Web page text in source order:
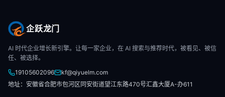
企跃龙门
AI 时代企业增长新引擎。让每一家企业，在 AI 搜索与推荐时代，被看见、被信
任、被选择。
19105602096
kf@qiyuelm.com
地址：安徽省合肥市包河区同安街道望江东路470号汇鑫大厦A-办611